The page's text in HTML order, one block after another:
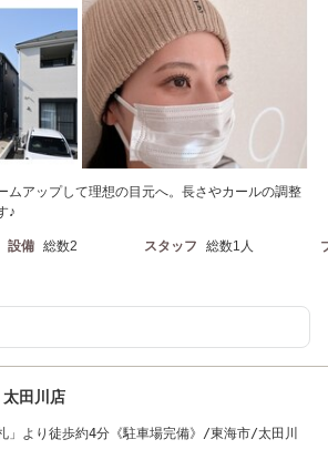
ムアップして理想の目元へ。長さやカールの調整
♪
設備 総数2 スタッフ 総数1人
田川店
」より徒歩約4分《駐車場完備》/東海市/太田川